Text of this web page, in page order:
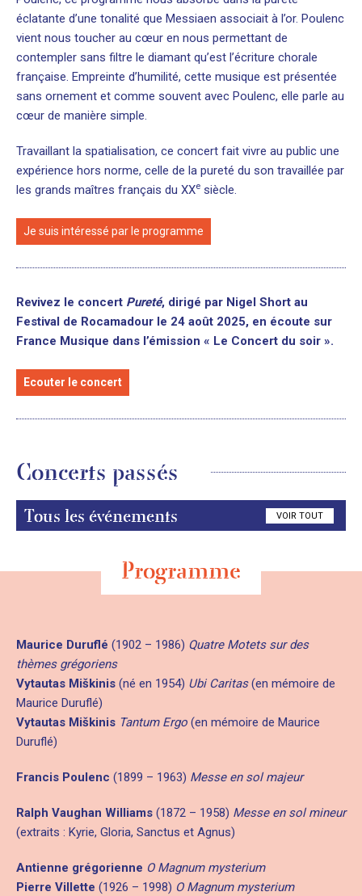
éclatante d’une tonalité que Messiaen associait à l’or. Poulenc
vient nous toucher au cœur en nous permettant de
contempler sans filtre le diamant qu’est l’écriture chorale
française. Empreinte d’humilité, cette musique est présentée
sans ornement et comme souvent avec Poulenc, elle parle au
cœur de manière simple.
Travaillant la spatialisation, ce concert fait vivre au public une
expérience hors norme, celle de la pureté du son travaillée par
les grands maîtres français du XXe siècle.
Je suis intéressé par le programme
Revivez le concert Pureté, dirigé par Nigel Short au
Festival de Rocamadour le 24 août 2025, en écoute sur
France Musique dans l’émission « Le Concert du soir ».
Ecouter le concert
Concerts passés
Tous les événements VOIR TOUT
Programme
Maurice Duruflé (1902 – 1986) Quatre Motets sur des
thèmes grégoriens
Vytautas Miškinis (né en 1954) Ubi Caritas(en mémoire de
Maurice Duruflé)
Vytautas Miškinis Tantum Ergo (en mémoire de Maurice
Duruflé)
Francis Poulenc (1899 – 1963) Messe en sol majeur
Ralph Vaughan Williams (1872 – 1958) Messe en sol mineur
(extraits : Kyrie, Gloria, Sanctus et Agnus)
Antienne grégorienne O Magnum mysterium
Pierre Villette (1926 – 1998) O Magnum mysterium